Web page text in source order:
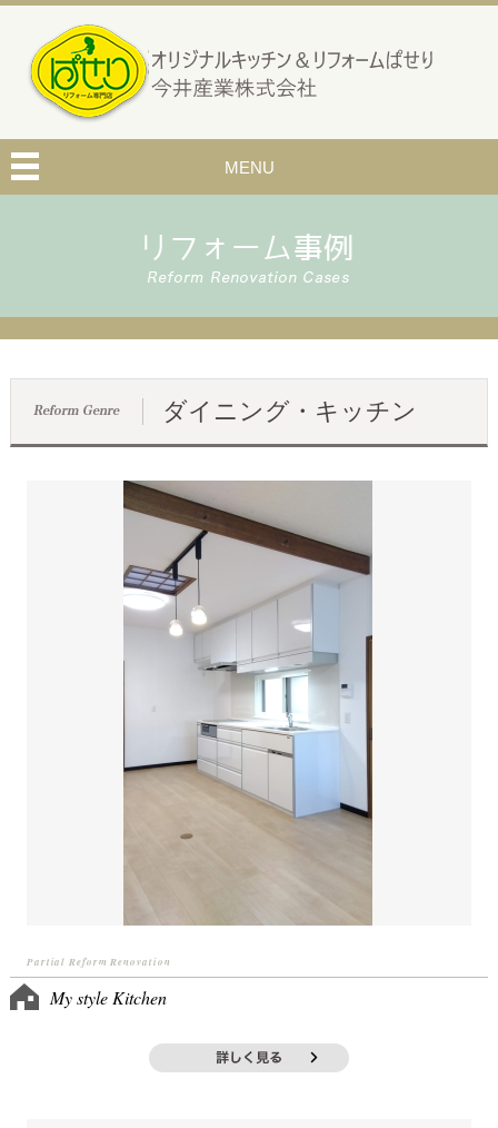
MENU
ダイニング・キッチン
Partial Reform Renovation
My style Kitchen